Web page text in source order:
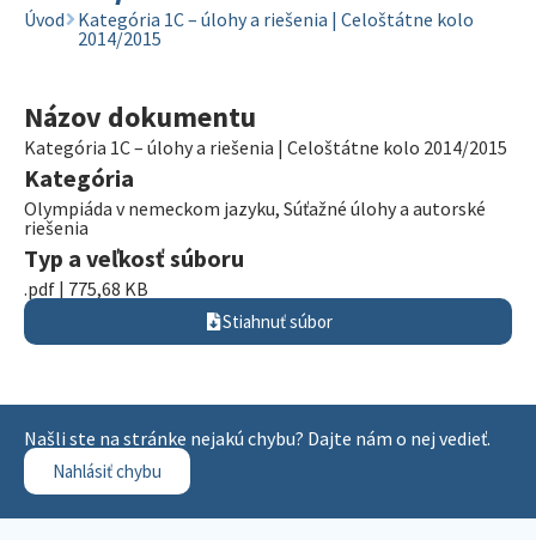
Úvod
Kategória 1C – úlohy a riešenia | Celoštátne kolo
2014/2015
Názov dokumentu
Kategória 1C – úlohy a riešenia | Celoštátne kolo 2014/2015
Kategória
Olympiáda v nemeckom jazyku, Súťažné úlohy a autorské
riešenia
Typ a veľkosť súboru
.pdf | 775,68 KB
Stiahnuť súbor
Našli ste na stránke nejakú chybu? Dajte nám o nej vedieť.
Nahlásiť chybu